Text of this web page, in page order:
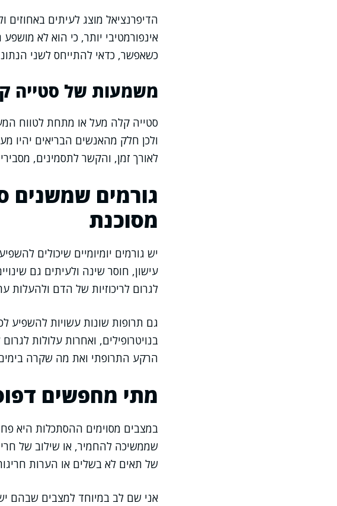
הדיפרנציאל מוצג לעיתים
אינפורמטיבי יותר, כי הוא לא
כשאפשר, כדאי להתייחס לשני
משמעות של סטייה
סטייה קלה מעל או מתחת לטווח
ולכן חלק מהאנשים הבריאים יהיו
לאורך זמן, והקשר לתסמינים,
גורמים שמשנים
מסוכנת
עישון, חוסר שינה ולעיתים גם
לגרום לריכוזיות של הדם ולהעלות
גם תרופות שונות עשויות להשפיע
בנויטרופילים, ואחרות עלולות
הרקע התרופתי ואת מה שקרה
מתי מחפשים
במצבים מסוימים ההסתכלות היא
שממשיכה להחמיר, או שילוב של
של תאים לא בשלים או הערות
אני שם לב במיוחד למצבים שבהם